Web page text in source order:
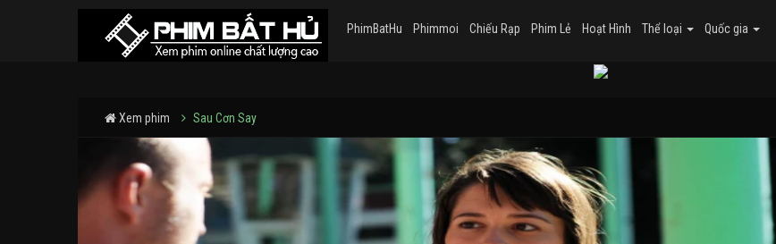
PhimBatHu Phimmoi Chiếu Rạp Phim Lẻ Hoạt Hình Thể loại Quốc gia
Xem phim Sau Cơn Say